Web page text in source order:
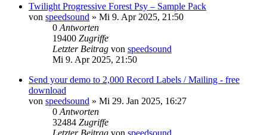
Twilight Progressive Forest Psy – Sample Pack
von speedsound » Mi 9. Apr 2025, 21:50
0 Antworten
19400 Zugriffe
Letzter Beitrag von speedsound
Mi 9. Apr 2025, 21:50
Send your demo to 2,000 Record Labels / Mailing - free
download
von speedsound » Mi 29. Jan 2025, 16:27
0 Antworten
32484 Zugriffe
Letzter Beitrag von speedsound